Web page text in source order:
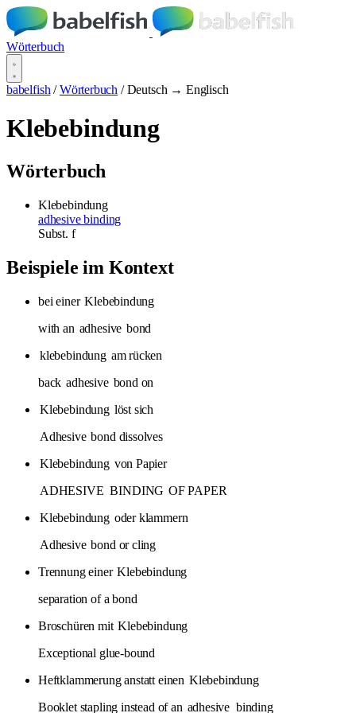
Wörterbuch
babelfish / Wörterbuch / Deutsch → Englisch
Klebebindung
Wörterbuch
Klebebindung
adhesive binding
Subst. f
Beispiele im Kontext
bei einer Klebebindung
with an adhesive bond
klebebindung am rücken
back adhesive bond on
Klebebindung löst sich
Adhesive bond dissolves
Klebebindung von Papier
ADHESIVE BINDING OF PAPER
Klebebindung oder klammern
Adhesive bond or cling
Trennung einer Klebebindung
separation of a bond
Broschüren mit Klebebindung
Exceptional glue-bound
Heftklammerung anstatt einen Klebebindung
Booklet stapling instead of an adhesive binding